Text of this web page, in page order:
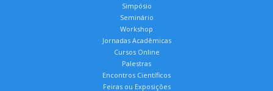
Simpósio
Seminário
Workshop
Jornadas Acadêmicas
Cursos Online
Palestras
Encontros Científicos
Feiras ou Exposições